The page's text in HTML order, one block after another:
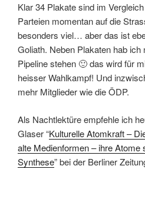
Klar 34 Plakate sind im
Parteien momentan auf die
besonders viel… aber das ist
Goliath. Neben Plakaten hab
Pipeline stehen 🙂 das wird für
heisser Wahlkampf! Und
mehr Mitglieder wie die ÖDP.
Als Nachtlektüre empfehle ich
Glaser “Kulturelle Atomkraft –
alte Medienformen – ihre Atome
Synthese” bei der Berliner